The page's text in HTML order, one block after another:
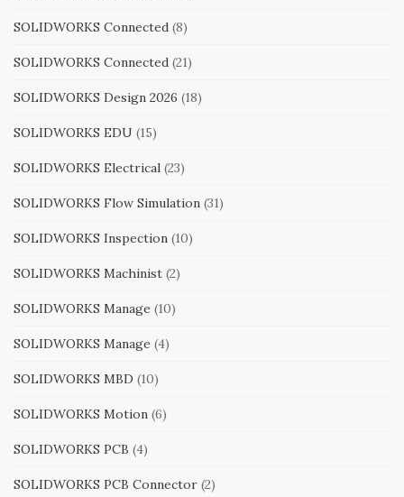
SOLIDWORKS Connected (8)
SOLIDWORKS Connected (21)
SOLIDWORKS Design 2026 (18)
SOLIDWORKS EDU (15)
SOLIDWORKS Electrical (23)
SOLIDWORKS Flow Simulation (31)
SOLIDWORKS Inspection (10)
SOLIDWORKS Machinist (2)
SOLIDWORKS Manage (10)
SOLIDWORKS Manage (4)
SOLIDWORKS MBD (10)
SOLIDWORKS Motion (6)
SOLIDWORKS PCB (4)
SOLIDWORKS PCB Connector (2)